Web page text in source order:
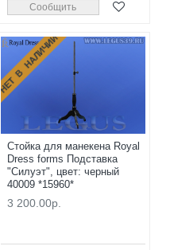
Сообщить
НЕТ В НАЛИЧИИ
Стойка для манекена Royal
Dress forms Подставка
"Силуэт", цвет: черный
40009 *15960*
3 200.00р.